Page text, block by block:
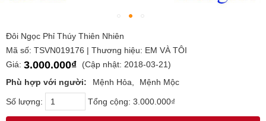
Đôi Ngọc Phỉ Thúy Thiên Nhiên
Mã số: TSVN019176 | Thương hiệu: EM VÀ TÔI
Giá: 3.000.000₫
(Cập nhật: 2018-03-21)
Phù hợp với người:
Mệnh Hỏa Mệnh Mộc
Số lượng: Tổng cộng: 3.000.000₫